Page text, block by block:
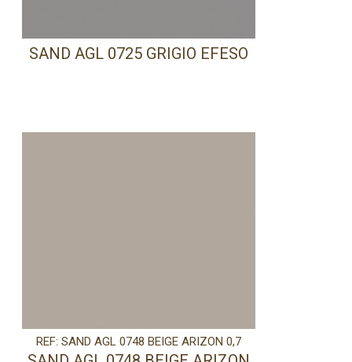
SAND AGL 0725 GRIGIO EFESO
REF: SAND AGL 0748 BEIGE ARIZON 0,7